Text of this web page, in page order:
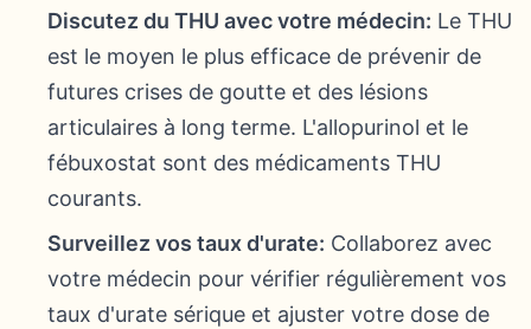
Discutez du THU avec votre médecin: Le THU
est le moyen le plus efficace de prévenir de
futures crises de goutte et des lésions
articulaires à long terme. L'allopurinol et le
fébuxostat sont des médicaments THU
courants.
Surveillez vos taux d'urate: Collaborez avec
votre médecin pour vérifier régulièrement vos
taux d'urate sérique et ajuster votre dose de